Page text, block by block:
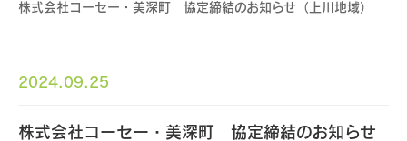
お知らせ
サイト内検索
株式会社コーセー・美深町 協定締結のお知らせ（上川地域）
2024.09.25
株式会社コーセー・美深町 協定締結のお知らせ